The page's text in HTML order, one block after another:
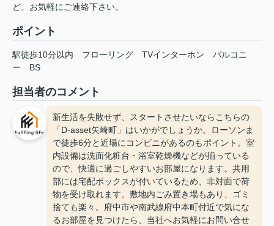
ど、お気軽にご連絡下さい。
ポイント
駅徒歩10分以内 フローリング TVインターホン
バルコニ
ー
BS
担当者のコメント
新生活を失敗せず、スタートさせたいならこちらの
「D-asset矢崎町」はいかがでしょうか。ローソンま
で徒歩6分と近場にコンビニがあるのもポイント。室
内設備は洗面化粧台・浴室乾燥機などが揃っている
ので、快適に過ごしやすいお部屋になります。共用
部には宅配ボックスが付いているため、非対面で荷
物を受け取れます。敷地内ごみ置き場もあり、ゴミ
捨ても楽々。府中市や南武線府中本町付近で気にな
るお部屋を見つけたら、当社へお気軽にお問い合せ